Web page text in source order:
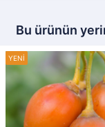
Bu ürünün